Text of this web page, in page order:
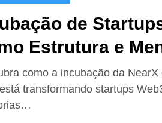
de
Estrutura e
Ideias
de Sucesso
como a incubação da NearX
transformando startups